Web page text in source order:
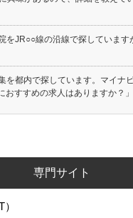
をJR○○線の沿線で探していま
を都内で探しています。マイナ
おすすめの求人はありますか？」
専門サイト